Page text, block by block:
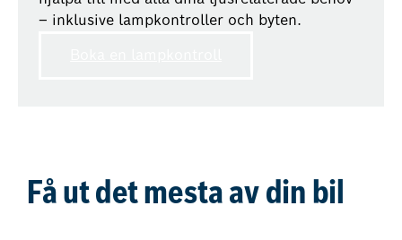
– inklusive lampkontroller och byten.
Få ut det mesta av din bil